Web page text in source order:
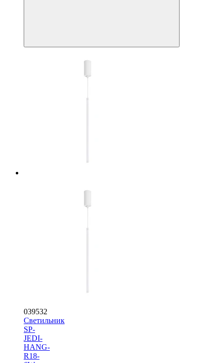
039532
Светильник
SP-
JEDI-
HANG-
R18-